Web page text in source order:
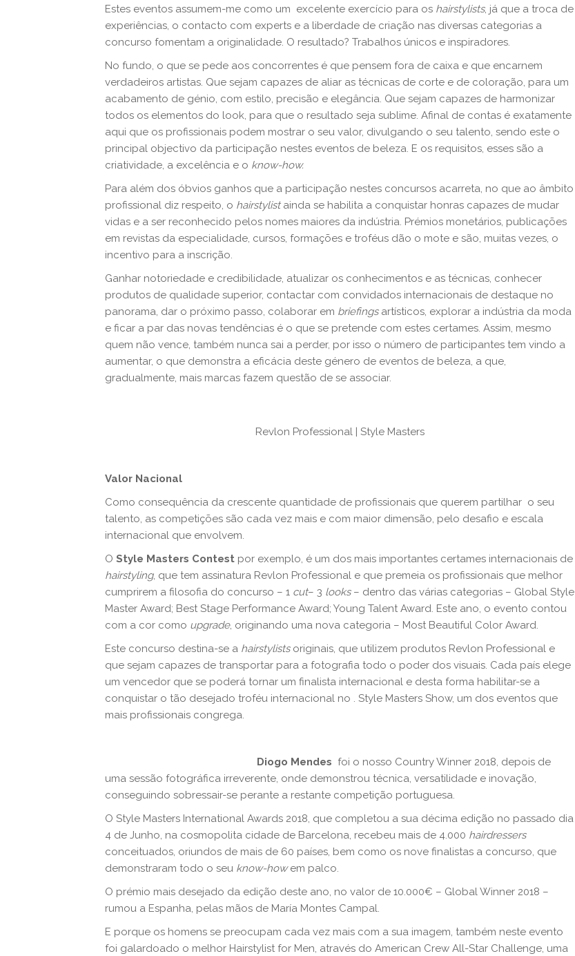
Estes eventos assumem-me como um excelente exercício para os hairstylists, já que a troca de
experiências, o contacto com experts e a liberdade de criação nas diversas categorias a
concurso fomentam a originalidade. O resultado? Trabalhos únicos e inspiradores.
No fundo, o que se pede aos concorrentes é que pensem fora de caixa e que encarnem
verdadeiros artistas. Que sejam capazes de aliar as técnicas de corte e de coloração, para um
acabamento de génio, com estilo, precisão e elegância. Que sejam capazes de harmonizar
todos os elementos do look, para que o resultado seja sublime. Afinal de contas é exatamente
aqui que os profissionais podem mostrar o seu valor, divulgando o seu talento, sendo este o
principal objectivo da participação nestes eventos de beleza. E os requisitos, esses são a
criatividade, a excelência e o know-how.
Para além dos óbvios ganhos que a participação nestes concursos acarreta, no que ao âmbito
profissional diz respeito, o hairstylistainda se habilita a conquistar honras capazes de mudar
vidas e a ser reconhecido pelos nomes maiores da indústria. Prémios monetários, publicações
em revistas da especialidade, cursos, formações e troféus dão o mote e são, muitas vezes, o
incentivo para a inscrição.
Ganhar notoriedade e credibilidade, atualizar os conhecimentos e as técnicas, conhecer
produtos de qualidade superior, contactar com convidados internacionais de destaque no
panorama, dar o próximo passo, colaborar em briefingsartísticos, explorar a indústria da moda
e ficar a par das novas tendências é o que se pretende com estes certames. Assim, mesmo
quem não vence, também nunca sai a perder, por isso o número de participantes tem vindo a
aumentar, o que demonstra a eficácia deste género de eventos de beleza, a que,
gradualmente, mais marcas fazem questão de se associar.
Revlon Professional | Style Masters
Valor Nacional
Como consequência da crescente quantidade de profissionais que querem partilhar o seu
talento, as competições são cada vez mais e com maior dimensão, pelo desafio e escala
internacional que envolvem.
O Style Masters Contest por exemplo, é um dos mais importantes certames internacionais de
hairstyling, que tem assinatura Revlon Professional e que premeia os profissionais que melhor
cumprirem a filosofia do concurso – 1 cut– 3 looks– dentro das várias categorias – Global Style
Master Award; Best Stage Performance Award; Young Talent Award. Este ano, o evento contou
com a cor como upgrade, originando uma nova categoria – Most Beautiful Color Award.
Este concurso destina-se a hairstylistsoriginais, que utilizem produtos Revlon Professional e
que sejam capazes de transportar para a fotografia todo o poder dos visuais. Cada país elege
um vencedor que se poderá tornar um finalista internacional e desta forma habilitar-se a
conquistar o tão desejado troféu internacional no . Style Masters Show, um dos eventos que
mais profissionais congrega.
Diogo Mendes foi o nosso Country Winner 2018, depois de
uma sessão fotográfica irreverente, onde demonstrou técnica, versatilidade e inovação,
conseguindo sobressair-se perante a restante competição portuguesa.
O Style Masters International Awards 2018, que completou a sua décima edição no passado dia
4 de Junho, na cosmopolita cidade de Barcelona, recebeu mais de 4.000 hairdressers
conceituados, oriundos de mais de 60 países, bem como os nove finalistas a concurso, que
demonstraram todo o seu know-howem palco.
O prémio mais desejado da edição deste ano, no valor de 10.000€ – Global Winner 2018 –
rumou a Espanha, pelas mãos de María Montes Campal.
E porque os homens se preocupam cada vez mais com a sua imagem, também neste evento
foi galardoado o melhor Hairstylist for Men, através do American Crew All-Star Challenge, uma